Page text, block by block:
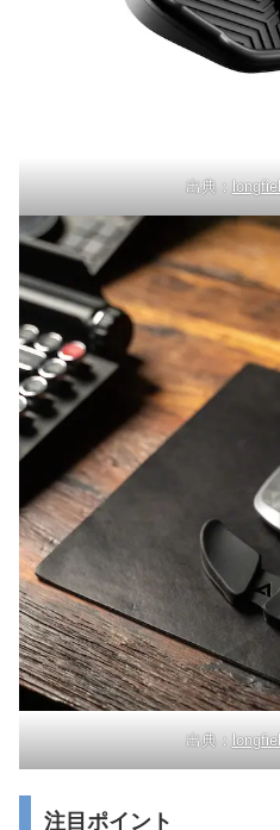
出典：
出典：
注目ポイント